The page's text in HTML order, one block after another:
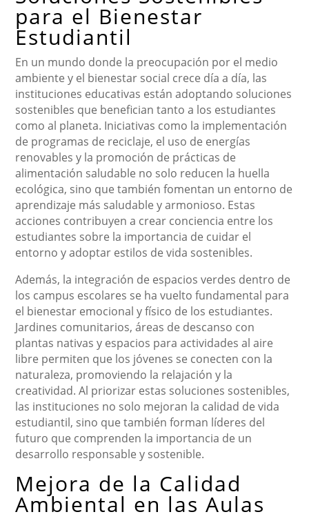
para el Bienestar
Estudiantil
En un mundo donde la preocupación por el medio
ambiente y el bienestar social crece día a día, las
instituciones educativas están adoptando soluciones
sostenibles que benefician tanto a los estudiantes
como al planeta. Iniciativas como la implementación
de programas de reciclaje, el uso de energías
renovables y la promoción de prácticas de
alimentación saludable no solo reducen la huella
ecológica, sino que también fomentan un entorno de
aprendizaje más saludable y armonioso. Estas
acciones contribuyen a crear conciencia entre los
estudiantes sobre la importancia de cuidar el
entorno y adoptar estilos de vida sostenibles.
Además, la integración de espacios verdes dentro de
los campus escolares se ha vuelto fundamental para
el bienestar emocional y físico de los estudiantes.
Jardines comunitarios, áreas de descanso con
plantas nativas y espacios para actividades al aire
libre permiten que los jóvenes se conecten con la
naturaleza, promoviendo la relajación y la
creatividad. Al priorizar estas soluciones sostenibles,
las instituciones no solo mejoran la calidad de vida
estudiantil, sino que también forman líderes del
futuro que comprenden la importancia de un
desarrollo responsable y sostenible.
Mejora de la Calidad
Ambiental en las Aulas